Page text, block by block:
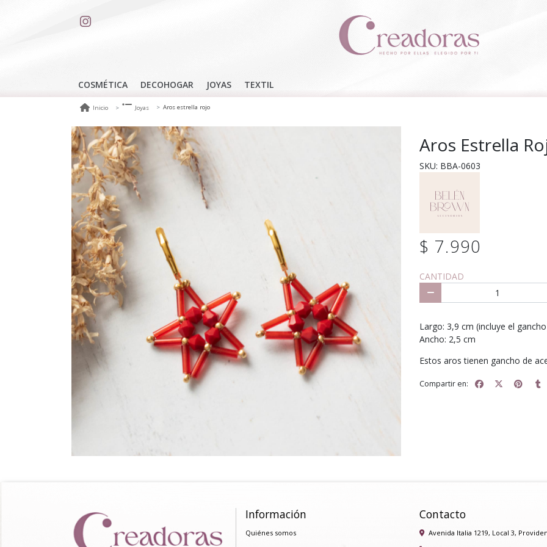
COSMÉTICA DECOHOGAR JOYAS TEXTIL
Inicio Joyas Aros estrella rojo
Aros Estrella
SKU: BBA-0603
$ 7.990
CANTIDAD
Largo: 3,9 cm (incluye el
Ancho: 2,5 cm⁣
Estos aros tienen gancho de
Compartir en:
Información
Quiénes somos
Contacto
Avenida Italia 1219, Local 3,